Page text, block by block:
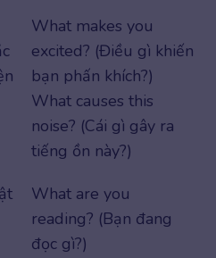
What makes you
excited? (Điều gì khiến
bạn phấn khích?)
What causes this
noise? (Cái gì gây ra
tiếng ồn này?)
What are you
reading? (Bạn đang
đọc gì?)